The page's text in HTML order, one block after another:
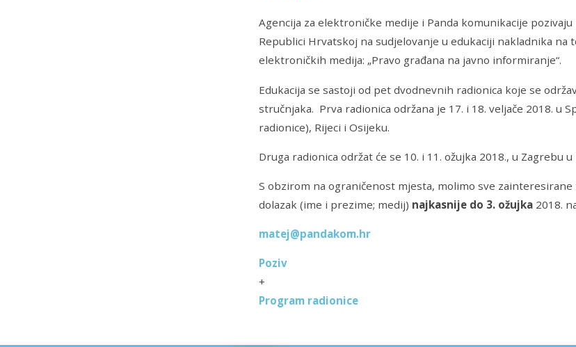
Agencija za elektroničke medije i Panda komunikacije
Republici Hrvatskoj na sudjelovanje u edukaciji nakladnika
elektroničkih medija: „Pravo građana na javno informiranje“.
Edukacija se sastoji od pet dvodnevnih radionica koje se
stručnjaka. Prva radionica održana je 17. i 18. veljače 2018. u
radionice), Rijeci i Osijeku.
Druga radionica održat će se 10. i 11. ožujka 2018., u Zagrebu
S obzirom na ograničenost mjesta, molimo sve zainteresirane
dolazak (ime i prezime; medij) najkasnije do 3. ožujka 2018.
matej@pandakom.hr
Poziv
+
Program radionice